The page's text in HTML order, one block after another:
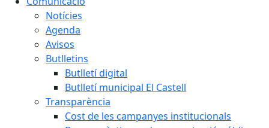
Notícies
Agenda
Avisos
Butlletins
Butlletí digital
Butlletí municipal El Castell
Transparència
Cost de les campanyes institucionals